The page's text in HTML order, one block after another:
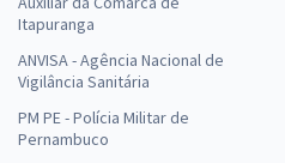
Itapuranga
ANVISA - Agência Nacional de
Vigilância Sanitária
PM PE - Polícia Militar de
Pernambuco